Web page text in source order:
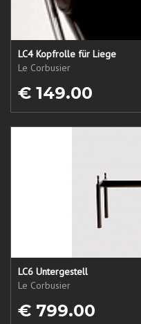
LC4 Kopfrolle für Liege
Le Corbusier
€ 149.00
LC6 Untergestell
Le Corbusier
€ 799.00